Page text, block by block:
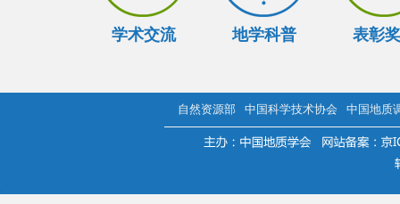
学术交流 地学科普 表彰
自然资源部 中国科学技术协会 中国地质
.